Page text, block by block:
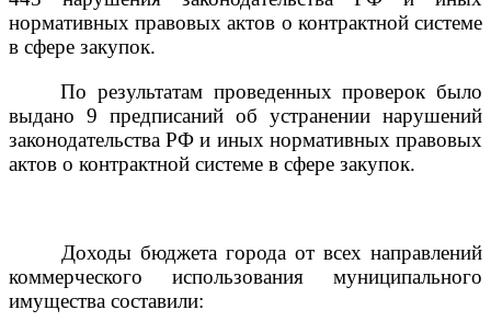
нормативных правовых актов о контрактной системе
в сфере закупок.
По результатам проведенных проверок было
выдано 9 предписаний об устранении нарушений
законодательства РФ и иных нормативных правовых
актов о контрактной системе в сфере закупок.
Доходы бюджета города от всех направлений
коммерческого использования муниципального
имущества составили: